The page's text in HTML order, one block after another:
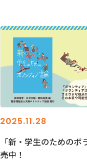
2025.11.28
「新・学生のための
売中！